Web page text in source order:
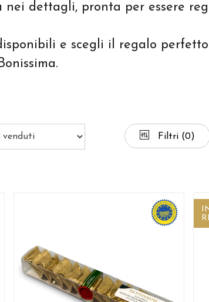
nei dettagli, pronta per essere
e scegli il regalo
Filtri (0)